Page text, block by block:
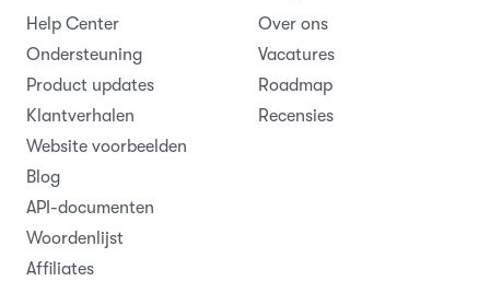
Help Center
Ondersteuning
Product updates
Klantverhalen
Website voorbeelden
Blog
API-documenten
Woordenlijst
Affiliates
Over ons
Vacatures
Roadmap
Recensies